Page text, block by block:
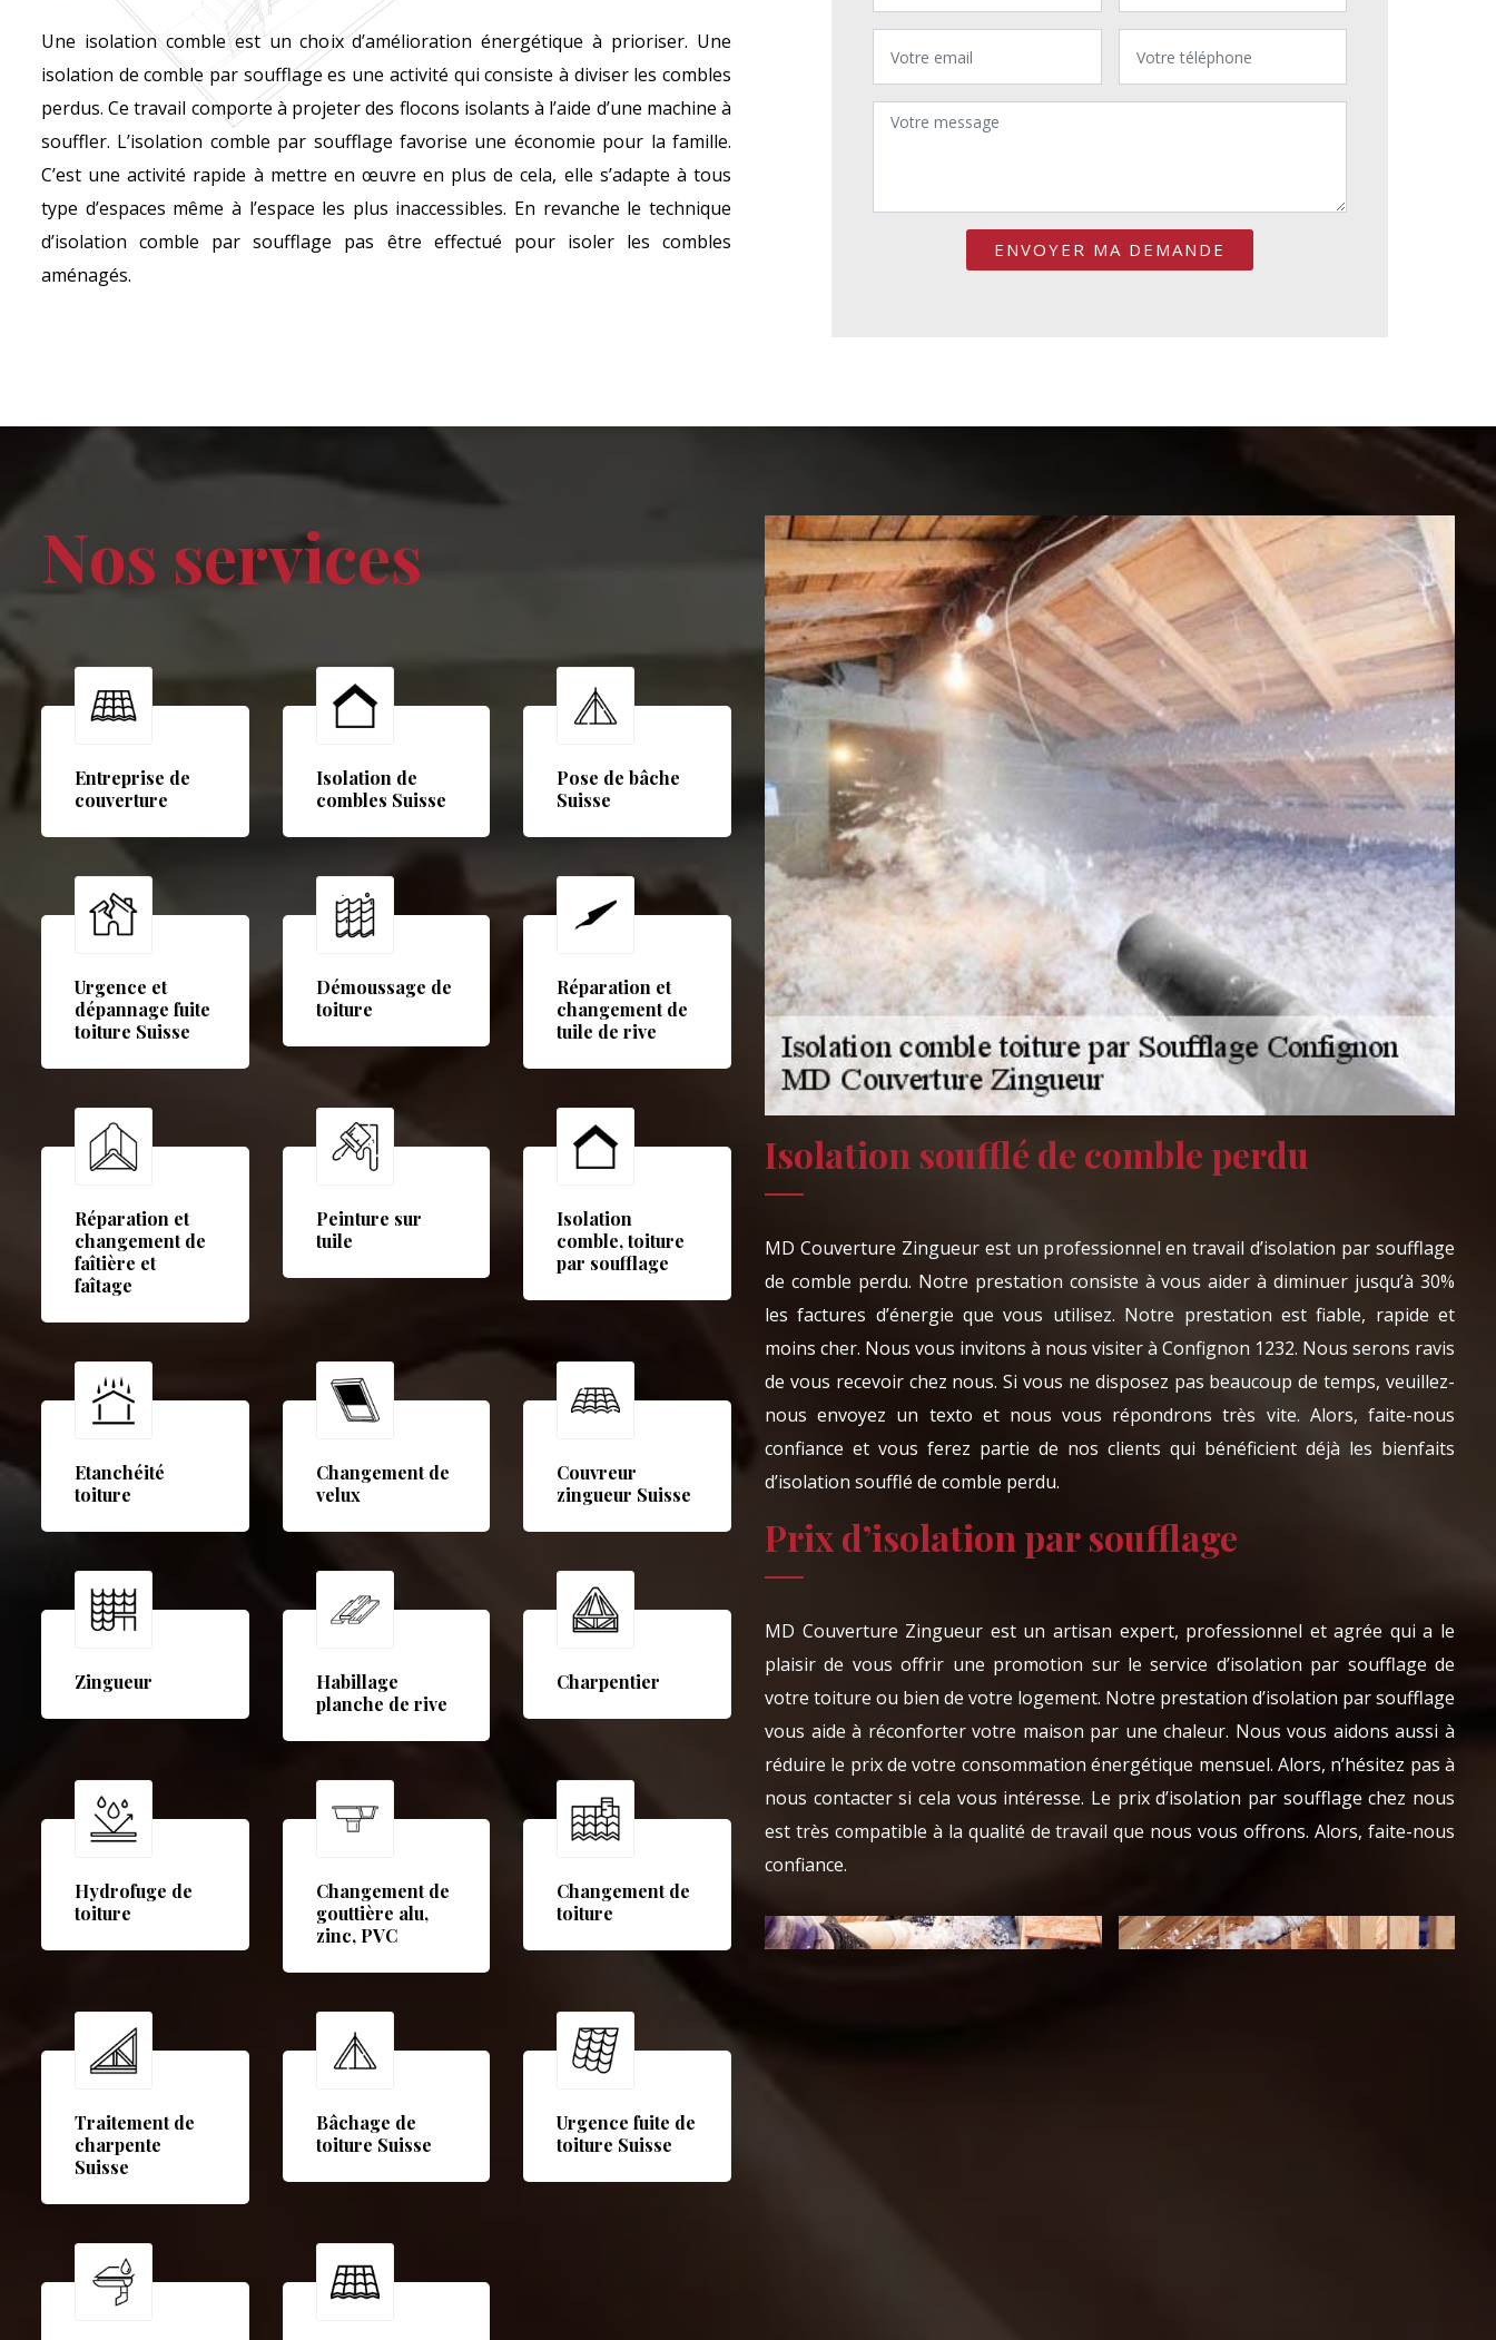
Une isolation comble est un choix d’amélioration énergétique à prioriser. Une
isolation de comble par soufflage es une activité qui consiste à diviser les combles
perdus. Ce travail comporte à projeter des flocons isolants à l’aide d’une machine à
souffler. L’isolation comble par soufflage favorise une économie pour la famille.
C’est une activité rapide à mettre en œuvre en plus de cela, elle s’adapte à tous
type d’espaces même à l’espace les plus inaccessibles. En revanche le technique
d’isolation comble par soufflage pas être effectué pour isoler les combles
aménagés.
Nos services
Entreprise de
couverture
Isolation de
combles Suisse
Pose de bâche
Suisse
Urgence et
dépannage fuite
toiture Suisse
Démoussage de
toiture
Réparation et
changement de
tuile de rive
Réparation et
changement de
faîtière et
faîtage
Peinture sur
tuile
Isolation
comble, toiture
par soufflage
Etanchéité
toiture
Changement de
velux
Couvreur
zingueur Suisse
Zingueur
Habillage
planche de rive
Charpentier
Hydrofuge de
toiture
Changement de
gouttière alu,
zinc, PVC
Changement de
toiture
Traitement de
charpente
Suisse
Bâchage de
toiture Suisse
Urgence fuite de
toiture Suisse
Isolation soufflé de comble perdu
MD Couverture Zingueur est un professionnel en travail d’isolation par soufflage
de comble perdu. Notre prestation consiste à vous aider à diminuer jusqu’à 30%
les factures d’énergie que vous utilisez. Notre prestation est fiable, rapide et
moins cher. Nous vous invitons à nous visiter à Confignon 1232. Nous serons ravis
de vous recevoir chez nous. Si vous ne disposez pas beaucoup de temps, veuillez-
nous envoyez un texto et nous vous répondrons très vite. Alors, faite-nous
confiance et vous ferez partie de nos clients qui bénéficient déjà les bienfaits
d’isolation soufflé de comble perdu.
Prix d’isolation par soufflage
MD Couverture Zingueur est un artisan expert, professionnel et agrée qui a le
plaisir de vous offrir une promotion sur le service d’isolation par soufflage de
votre toiture ou bien de votre logement. Notre prestation d’isolation par soufflage
vous aide à réconforter votre maison par une chaleur. Nous vous aidons aussi à
réduire le prix de votre consommation énergétique mensuel. Alors, n’hésitez pas à
nous contacter si cela vous intéresse. Le prix d’isolation par soufflage chez nous
est très compatible à la qualité de travail que nous vous offrons. Alors, faite-nous
confiance.